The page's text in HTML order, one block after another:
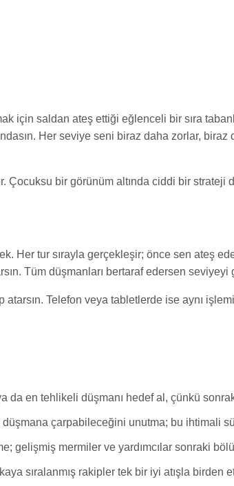
için saldan ateş ettiği eğlenceli bir sıra
Her seviye seni biraz daha zorlar, biraz
Çocuksu bir görünüm altında ciddi bir strateji
Her tur sırayla gerçekleşir; önce sen ateş
Tüm düşmanları bertaraf edersen seviyeyi
Telefon veya tabletlerde ise aynı
da en tehlikeli düşmanı hedef al, çünkü
çarpabileceğini unutma; bu ihtimali
gelişmiş mermiler ve yardımcılar sonraki
sıralanmış rakipler tek bir iyi atışla birden